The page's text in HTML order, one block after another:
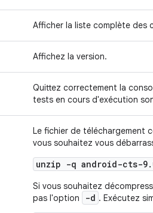
Afficher la liste complète des
Affichez la version.
Quittez correctement la
tests en cours d'exécution
Le fichier de téléchargement
vous souhaitez vous
unzip -q android-cts-
Si vous souhaitez
pas l'option
-d . Exécutez